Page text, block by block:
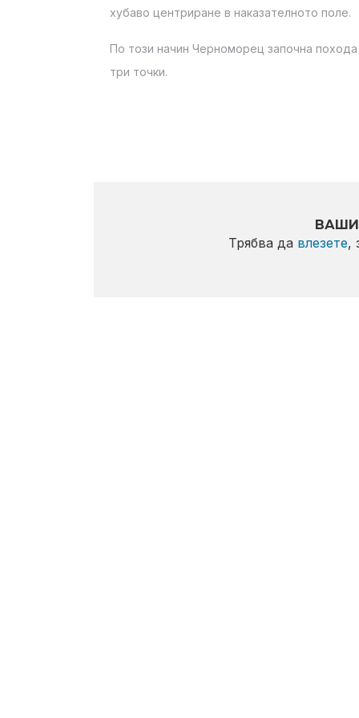
хубаво центриране в наказателното поле.
По този начин Черноморец започна
три точки.
Трябва да влезете,